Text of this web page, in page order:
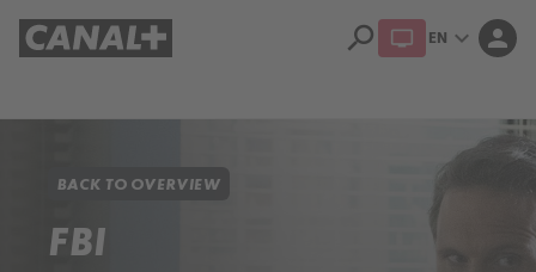
search EN expand_more person
BACK TO OVERVIEW
FBI